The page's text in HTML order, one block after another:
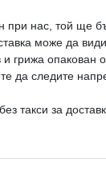
при нас, той ще
може да
и грижа
да следите
такси за